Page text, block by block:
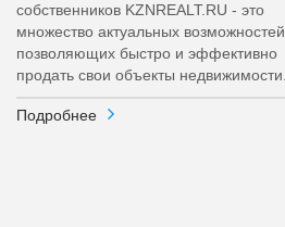
собственников KZNREALT.RU - это
множество актуальных возможностей,
позволяющих быстро и эффективно
продать свои объекты недвижимости.
Подробнее